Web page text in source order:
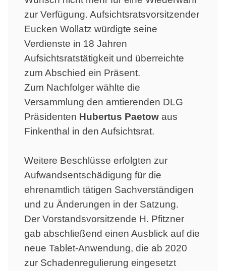
zur Verfügung. Aufsichtsratsvorsitzender
Eucken Wollatz würdigte seine
Verdienste in 18 Jahren
Aufsichtsratstätigkeit und überreichte
zum Abschied ein Präsent.
Zum Nachfolger wählte die
Versammlung den amtierenden DLG
Präsidenten Hubertus Paetow aus
Finkenthal in den Aufsichtsrat.
Weitere Beschlüsse erfolgten zur
Aufwandsentschädigung für die
ehrenamtlich tätigen Sachverständigen
und zu Änderungen in der Satzung.
Der Vorstandsvorsitzende H. Pfitzner
gab abschließend einen Ausblick auf die
neue Tablet-Anwendung, die ab 2020
zur Schadenregulierung eingesetzt